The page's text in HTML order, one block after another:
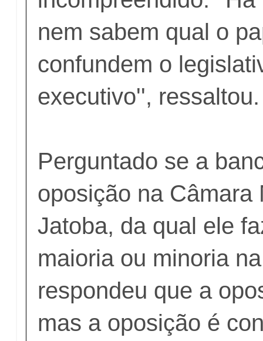
nem sabem qual o
confundem o
executivo'', ressaltou.
Perguntado se a
oposição na Câmara
Jatoba, da qual ele
maioria ou minoria
respondeu que a
mas a oposição é